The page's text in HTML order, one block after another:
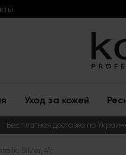
Уход за кожей
Бесплатная доставка по
Silver, 4 г